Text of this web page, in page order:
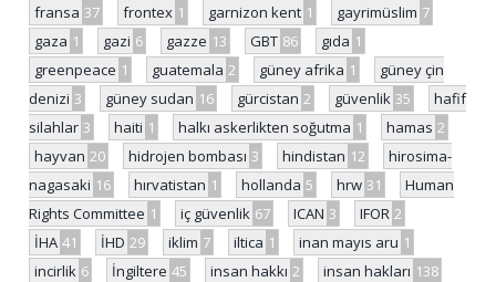
fransa 37 frontex 1 garnizon kent 1 gayrimüslim 7
gaza 1 gazi 6 gazze 13 GBT 86 gıda 1
greenpeace 1 guatemala 2 güney afrika 1
güney çin
denizi 3 güney sudan 16 gürcistan 2 güvenlik 35
hafif
silahlar 3 haiti 1 halkı askerlikten soğutma 1 hamas 2
hayvan 20 hidrojen bombası 3 hindistan 12
hirosima-
nagasaki 16 hırvatistan 1 hollanda 5 hrw 31
Human
Rights Committee 1 iç güvenlik 67 ICAN 3 IFOR 2
İHA 41 İHD 29 iklim 7 iltica 1 inan mayıs aru 1
incirlik 6 İngiltere 45 insan hakkı 2 insan hakları 138